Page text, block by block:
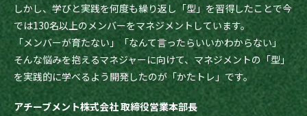
しかし、学びと実践を何度も繰り返し「型」を習得したことで今
では130名以上のメンバーをマネジメントしています。
「メンバーが育たない」「なんて言ったらいいかわからない」
そんな悩みを抱えるマネジャーに向けて、マネジメントの「型」
を実践的に学べるよう開発したのが「かたトレ」です。
アチーブメント株式会社 取締役営業本部長